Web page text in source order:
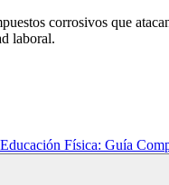
corrosivos que
laboral.
Física: Guía